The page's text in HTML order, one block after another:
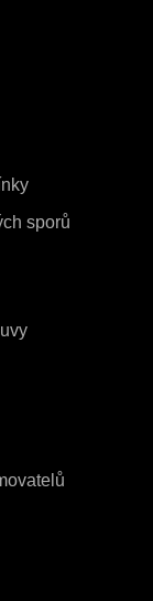
sporů